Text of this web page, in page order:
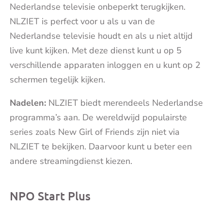
Nederlandse televisie onbeperkt terugkijken.
NLZIET is perfect voor u als u van de
Nederlandse televisie houdt en als u niet altijd
live kunt kijken. Met deze dienst kunt u op 5
verschillende apparaten inloggen en u kunt op 2
schermen tegelijk kijken.
Nadelen: NLZIET biedt merendeels Nederlandse
programma’s aan. De wereldwijd populairste
series zoals New Girl of Friends zijn niet via
NLZIET te bekijken. Daarvoor kunt u beter een
andere streamingdienst kiezen.
NPO Start Plus